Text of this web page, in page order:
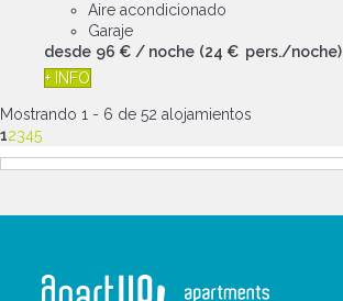
Aire acondicionado
Garaje
desde 96 € / noche (24 € pers./noche)
+ INFO
Mostrando 1 - 6 de 52 alojamientos
12345